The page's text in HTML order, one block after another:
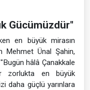
Gücümüzdür"
en büyük mirasın
Mehmet Ünal Şahin,
hâlâ Çanakkale
zorlukta en büyük
daha güçlü yarınlara